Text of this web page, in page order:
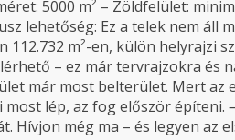
5000 m² – Zöldfelület:
Ez a telek nem áll
m²-en, külön helyrajzi
– ez már tervrajzokra és
már most belterület. Mert az
most lép, az fog először
Hívjon még ma – és legyen az